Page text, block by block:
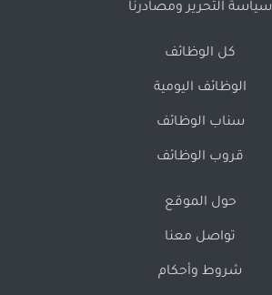
سياسة التحرير ومصادرنا
كل الوظائف
الوظائف اليومية
سناب الوظائف
قروب الوظائف
حول الموقع
تواصل معنا
شروط وأحكام